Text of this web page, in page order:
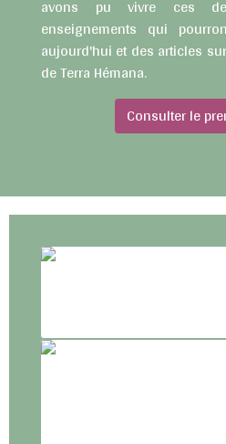
avons pu vivre ces
enseignements qui
aujourd'hui et des articles
de Terra Hémana.
Consulter le